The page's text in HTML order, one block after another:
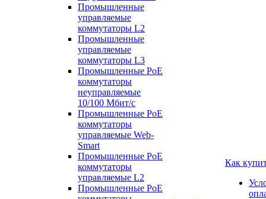
Промышленные
управляемые
коммутаторы L2
Промышленные
управляемые
коммутаторы L3
Промышленные PoE
коммутаторы
неуправляемые
10/100 Мбит/с
Промышленные PoE
коммутаторы
управляемые Web-
Smart
Промышленные PoE
коммутаторы
управляемые L2
Промышленные PoE
Как